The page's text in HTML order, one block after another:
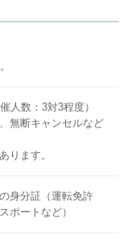
人数：3対3程度）
無断キャンセルなど
ります。
身分証（運転免許
ポートなど）